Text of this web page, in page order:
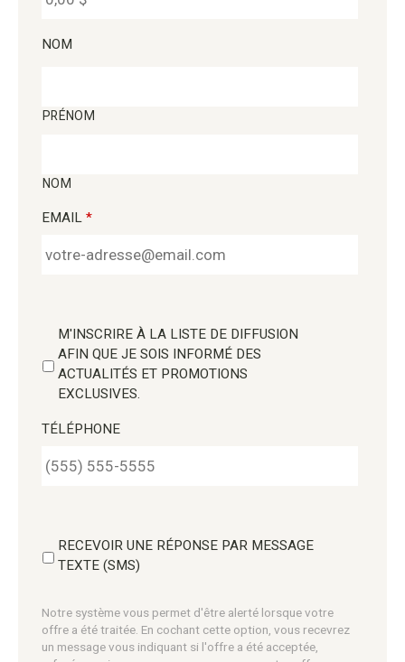
NOM
PRÉNOM
NOM
EMAIL *
M'INSCRIRE À LA LISTE DE DIFFUSION
AFIN QUE JE SOIS INFORMÉ DES
ACTUALITÉS ET PROMOTIONS
EXCLUSIVES.
TÉLÉPHONE
RECEVOIR UNE RÉPONSE PAR MESSAGE
TEXTE (SMS)
Notre système vous permet d'être alerté lorsque votre
offre a été traitée. En cochant cette option, vous recevrez
un message vous indiquant si l'offre a été acceptée,